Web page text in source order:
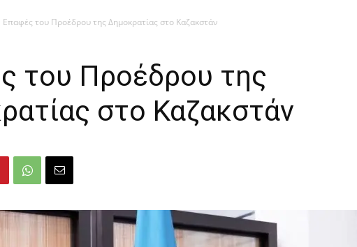
Επαφές του Προέδρου της Δημοκρατίας στο Καζακστάν
του Προέδρου της
στο Καζακστάν